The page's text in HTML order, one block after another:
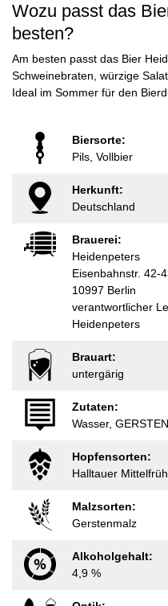
Wozu passt das
besten?
Am besten passt das Bier
Schweinebraten, würzige
Ideal im Sommer für den
Biersorte:
Pils, Vollbier
Herkunft:
Deutschland
Brauerei:
Heidenpeters
Eisenbahnstr. 42-
10997 Berlin
verantwortlicher
Heidenpeters
Brauart:
untergärig
Zutaten:
Wasser,
Hopfensorten:
Halltauer
Malzsorten:
Gerstenmalz
Alkoholgehalt:
4,9 %